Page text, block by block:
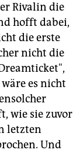
Rivalin die
hofft dabei,
die erste
nicht die
es nicht
wie sie zuvor
letzten
Und